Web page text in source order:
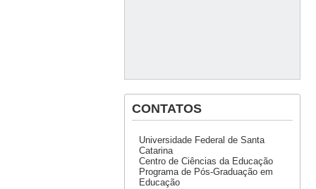
CONTATOS
Universidade Federal de Santa
Catarina
Centro de Ciências da Educação
Programa de Pós-Graduação em
Educação